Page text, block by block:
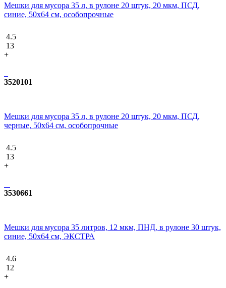
Мешки для мусора 35 л, в рулоне 20 штук, 20 мкм, ПСД,
синие, 50х64 см, особопрочные
4.5
13
+
3520101
Мешки для мусора 35 л, в рулоне 20 штук, 20 мкм, ПСД,
черные, 50х64 см, особопрочные
4.5
13
+
3530661
Мешки для мусора 35 литров, 12 мкм, ПНД, в рулоне 30 штук,
синие, 50х64 см, ЭКСТРА
4.6
12
+